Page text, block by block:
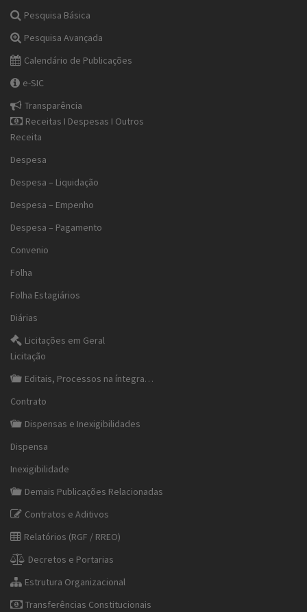
Pesquisa Básica
Pesquisa Avançada
Calendário de Publicações
e-SIC
Transparência
Receitas I Despesas I Outros
Receita
Despesa
Despesa – Liquidação
Despesa – Empenho
Despesa – Pagamento
Convenio
Folha
Folha Estagiários
Diárias
Licitações em Geral
Licitação
Editais, Processos na íntegra…
Contrato
Dispensas e Inexigibilidades
Dispensa
Inexigibilidade
Demais Publicações Relacionadas
Contratos e Aditivos
Relatórios (RGF / RREO)
Decretos e Portarias
Estrutura Organizacional
Transferências Constitucionais